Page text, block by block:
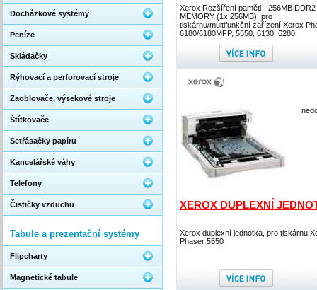
Xerox Rozšíření paměti - 256MB DDR2
MEMORY (1x 256MB), pro
tiskárnu/multifunkční zařízení Xerox
6180/6180MFP, 5550, 6130, 6280
XEROX DUPLEXNÍ
Xerox duplexní jednotka, pro tiskárnu
Phaser 5550
Docházkové systémy
Peníze
Skládačky
Rýhovací a perforovací stroje
Zaoblovače, výsekové stroje
Štítkovače
Setřásačky papíru
Kancelářské váhy
Telefony
Čističky vzduchu
Tabule a prezentační systémy
Flipcharty
Magnetické tabule